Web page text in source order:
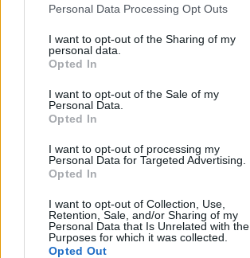
Personal Data Processing Opt Outs
I want to opt-out of the Sharing of my
personal data.
Opted In
I want to opt-out of the Sale of my
Personal Data.
Opted In
I want to opt-out of processing my
Personal Data for Targeted Advertising.
Opted In
I want to opt-out of Collection, Use,
Retention, Sale, and/or Sharing of my
Personal Data that Is Unrelated with the
Purposes for which it was collected.
Opted Out